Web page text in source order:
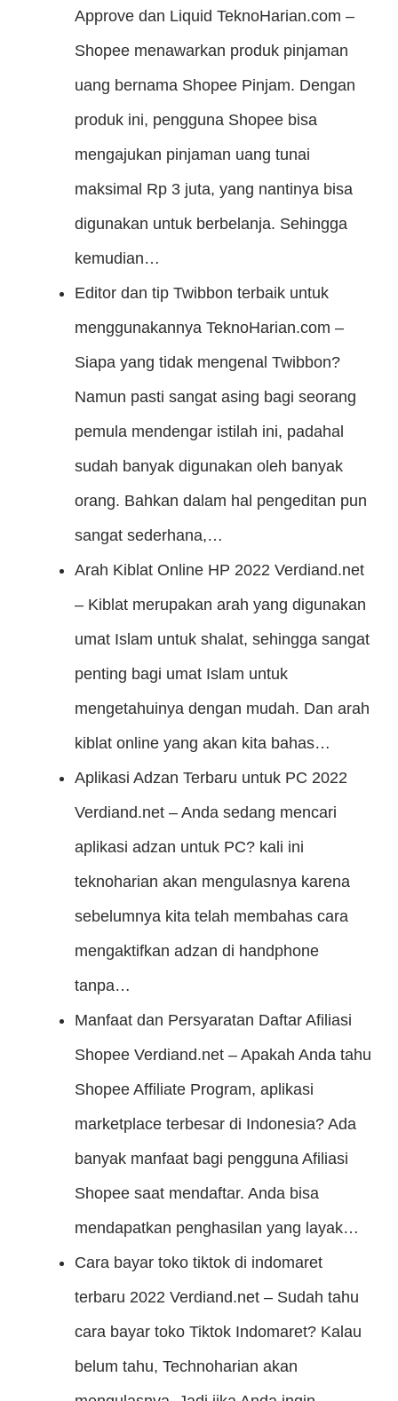
Approve dan Liquid TeknoHarian.com –
Shopee menawarkan produk pinjaman
uang bernama Shopee Pinjam. Dengan
produk ini, pengguna Shopee bisa
mengajukan pinjaman uang tunai
maksimal Rp 3 juta, yang nantinya bisa
digunakan untuk berbelanja. Sehingga
kemudian…
Editor dan tip Twibbon terbaik untuk
menggunakannya TeknoHarian.com –
Siapa yang tidak mengenal Twibbon?
Namun pasti sangat asing bagi seorang
pemula mendengar istilah ini, padahal
sudah banyak digunakan oleh banyak
orang. Bahkan dalam hal pengeditan pun
sangat sederhana,…
Arah Kiblat Online HP 2022 Verdiand.net
– Kiblat merupakan arah yang digunakan
umat Islam untuk shalat, sehingga sangat
penting bagi umat Islam untuk
mengetahuinya dengan mudah. Dan arah
kiblat online yang akan kita bahas…
Aplikasi Adzan Terbaru untuk PC 2022
Verdiand.net – Anda sedang mencari
aplikasi adzan untuk PC? kali ini
teknoharian akan mengulasnya karena
sebelumnya kita telah membahas cara
mengaktifkan adzan di handphone
tanpa…
Manfaat dan Persyaratan Daftar Afiliasi
Shopee Verdiand.net – Apakah Anda tahu
Shopee Affiliate Program, aplikasi
marketplace terbesar di Indonesia? Ada
banyak manfaat bagi pengguna Afiliasi
Shopee saat mendaftar. Anda bisa
mendapatkan penghasilan yang layak…
Cara bayar toko tiktok di indomaret
terbaru 2022 Verdiand.net – Sudah tahu
cara bayar toko Tiktok Indomaret? Kalau
belum tahu, Technoharian akan